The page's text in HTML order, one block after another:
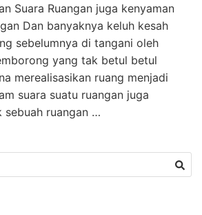
Suara Ruangan juga kenyaman
Dan banyaknya keluh kesah
sebelumnya di tangani oleh
yang tak betul betul
merealisasikan ruang menjadi
suara suatu ruangan juga
sebuah ruangan …